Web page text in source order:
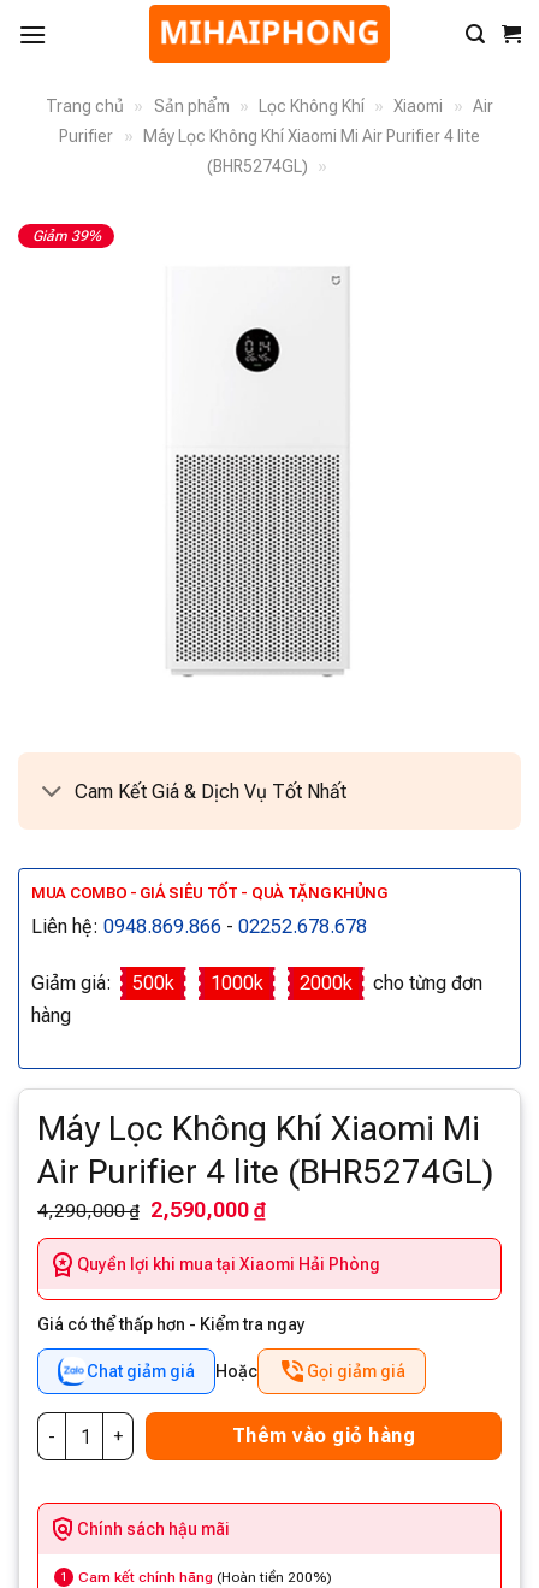
Trang chủ » Sản phẩm » Lọc Không Khí » Xiaomi » Air
Purifier
»
Máy Lọc Không Khí Xiaomi Mi Air Purifier 4 lite
(BHR5274GL)
»
Giảm 39%
Cam Kết Giá & Dịch Vụ Tốt Nhất
MUA COMBO - GIÁ SIÊU TỐT - QUÀ TẶNG KHỦNG
Liên hệ: 0948.869.866 - 02252.678.678
Giảm giá: 500k 1000k 2000k
cho từng đơn
hàng
Máy Lọc Không Khí Xiaomi Mi
Air Purifier 4 lite (BHR5274GL)
4,290,000 ₫ 2,590,000 ₫
Quyền lợi khi mua tại Xiaomi Hải Phòng
Giá có thể thấp hơn - Kiểm tra ngay
Chat giảm giá Hoặc Gọi giảm giá
Thêm vào giỏ hàng
Chính sách hậu mãi
1 Cam kết chính hãng (Hoàn tiền 200%)